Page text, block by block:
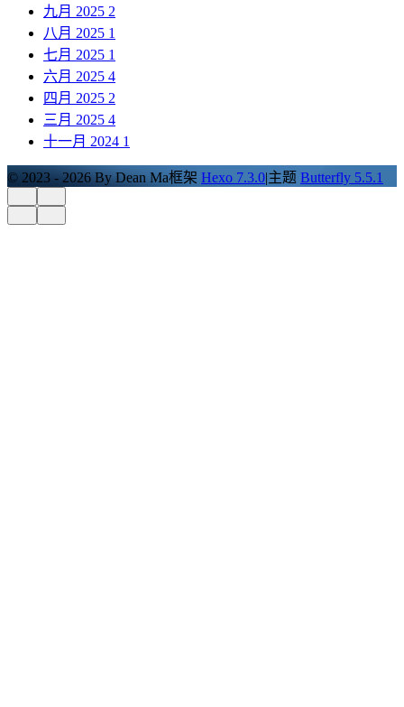
九月 2025 2
八月 2025 1
七月 2025 1
六月 2025 4
四月 2025 2
三月 2025 4
十一月 2024 1
© 2023 - 2026 By Dean Ma框架 Hexo 7.3.0|主题 Butterfly 5.5.1